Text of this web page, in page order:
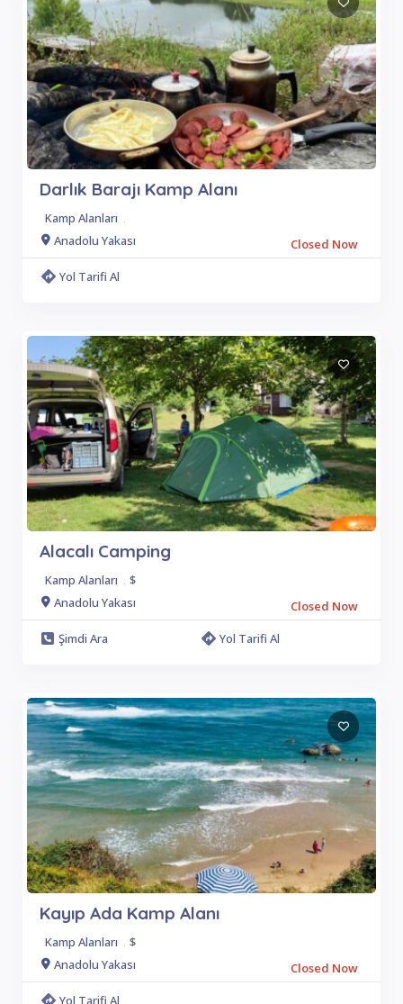
Darlık Barajı Kamp Alanı
Kamp Alanları .
Anadolu Yakası
Closed Now
Yol Tarifi Al
Alacalı Camping
Kamp Alanları . $
Anadolu Yakası
Closed Now
Şimdi Ara
Yol Tarifi Al
Kayıp Ada Kamp Alanı
Kamp Alanları . $
Anadolu Yakası
Closed Now
Yol Tarifi Al